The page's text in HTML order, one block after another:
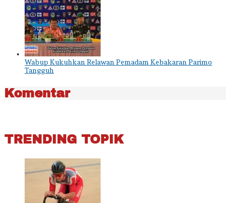
Wabup Kukuhkan Relawan Pemadam Kebakaran Parimo
Tangguh
Komentar
TRENDING TOPIK